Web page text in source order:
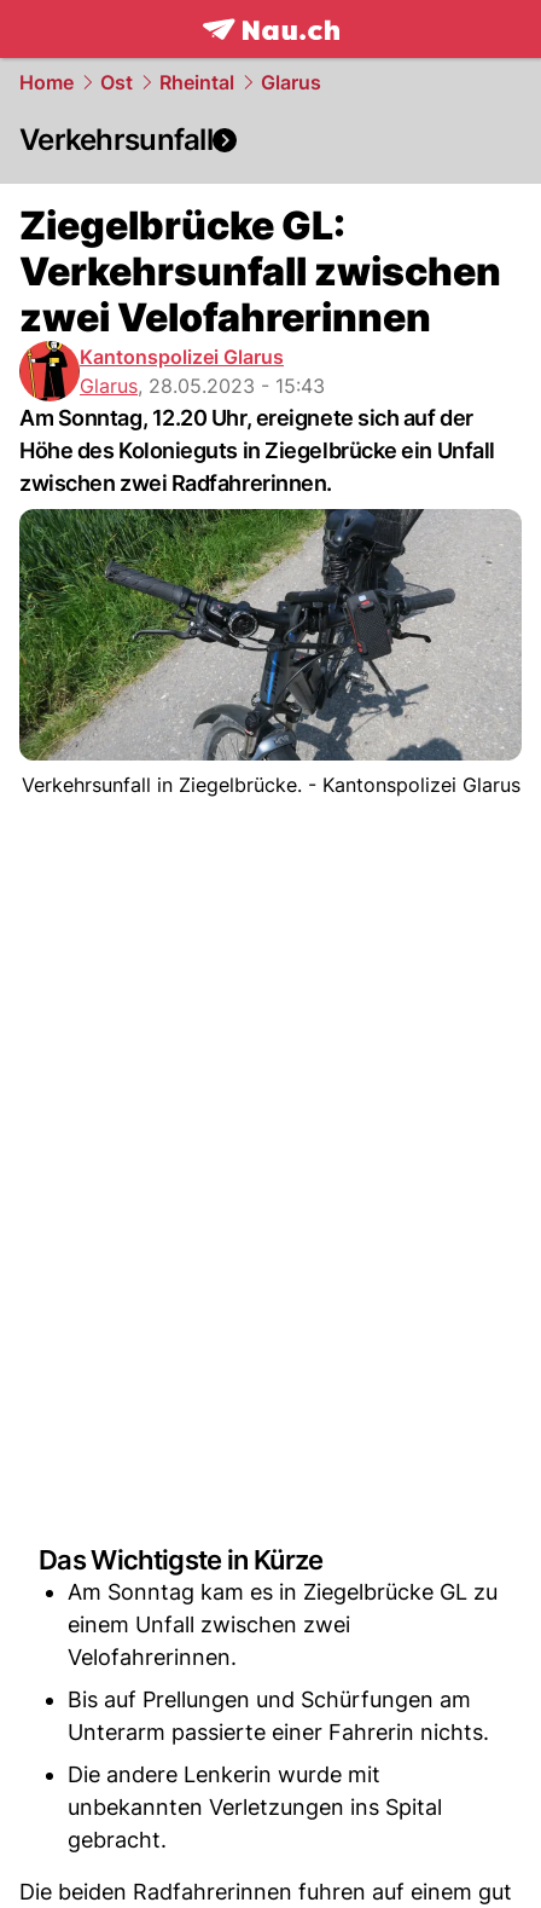
frontpage.NAU.ch
Home Ost Rheintal Glarus
Verkehrsunfall
Ziegelbrücke GL:
Verkehrsunfall zwischen
zwei Velofahrerinnen
Kantonspolizei Glarus
Glarus, 28.05.2023 - 15:43
Am Sonntag, 12.20 Uhr, ereignete sich auf der
Höhe des Kolonieguts in Ziegelbrücke ein Unfall
zwischen zwei Radfahrerinnen.
Verkehrsunfall in Ziegelbrücke. - Kantonspolizei Glarus
Das Wichtigste in Kürze
Am Sonntag kam es in Ziegelbrücke GL zu
einem Unfall zwischen zwei
Velofahrerinnen.
Bis auf Prellungen und Schürfungen am
Unterarm passierte einer Fahrerin nichts.
Die andere Lenkerin wurde mit
unbekannten Verletzungen ins Spital
gebracht.
Die beiden Radfahrerinnen fuhren auf einem gut